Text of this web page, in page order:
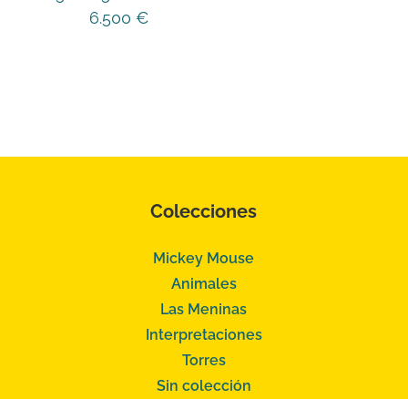
6.500€
Colecciones
Mickey Mouse
Animales
Las Meninas
Interpretaciones
Torres
Sin colección